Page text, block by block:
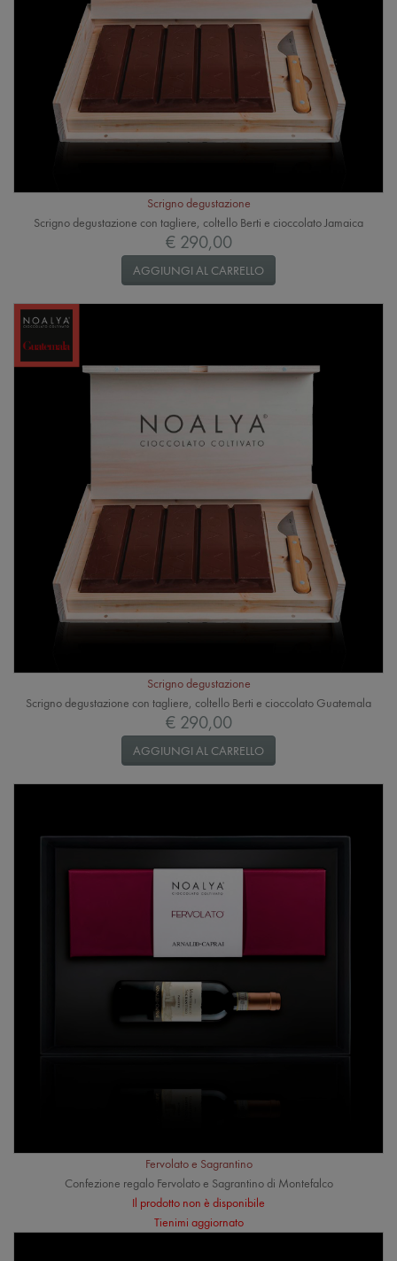
Scrigno degustazione
Scrigno degustazione con tagliere, coltello Berti e cioccolato Jamaica
€ 290,00
AGGIUNGI AL CARRELLO
Scrigno degustazione
Scrigno degustazione con tagliere, coltello Berti e cioccolato Guatemala
€ 290,00
AGGIUNGI AL CARRELLO
Fervolato e Sagrantino
Confezione regalo Fervolato e Sagrantino di Montefalco
Il prodotto non è disponibile
Tienimi aggiornato